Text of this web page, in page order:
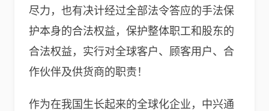
尽力，也有决计经过全部法令答应的手法保
护本身的合法权益，保护整体职工和股东的
合法权益，实行对全球客户、顾客用户、合
作伙伴及供货商的职责！
作为在我国生长起来的全球化企业，中兴通